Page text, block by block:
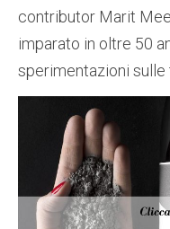
contributor Marit
imparato in oltre 50
sperimentazioni